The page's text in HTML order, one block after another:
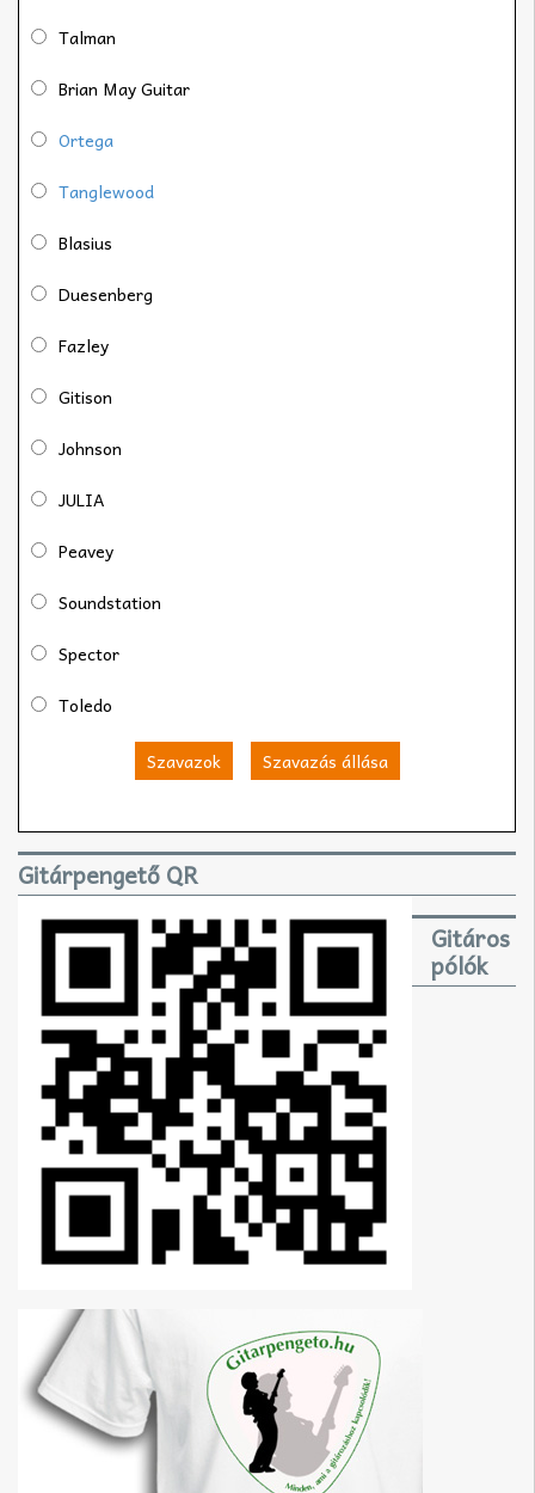
Talman
Brian May Guitar
Ortega
Tanglewood
Blasius
Duesenberg
Fazley
Gitison
Johnson
JULIA
Peavey
Soundstation
Spector
Toledo
Szavazok Szavazás állása
Gitárpengető QR
Gitáros
pólók